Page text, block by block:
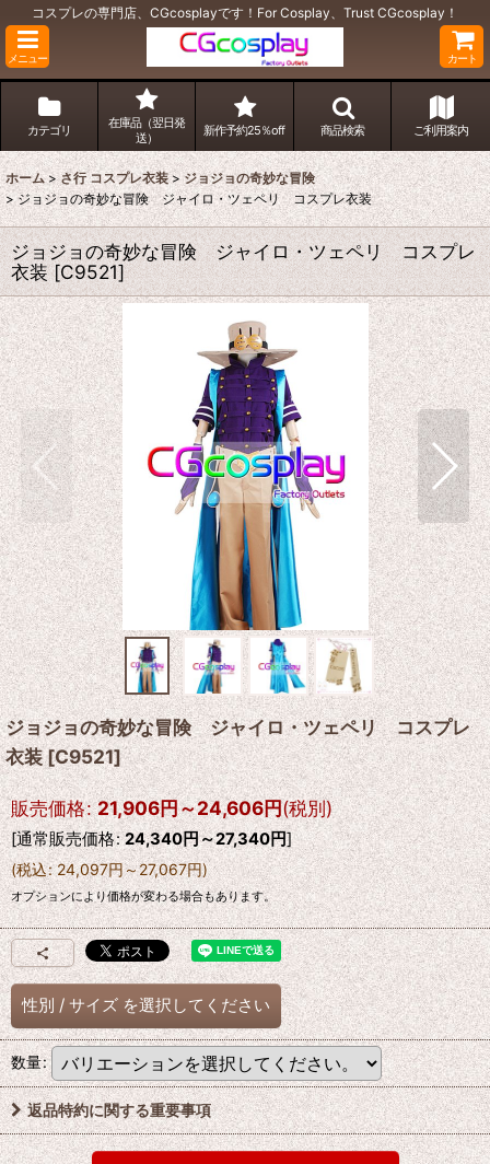
コスプレの専門店、CGcosplayです！For Cosplay、Trust CGcosplay！
メニュー カート
カテゴリ
在庫品（翌日発
送）
新作予約25％off 商品検索 ご利用案内
ホーム > さ行 コスプレ衣装 > ジョジョの奇妙な冒険
> ジョジョの奇妙な冒険 ジャイロ・ツェペリ コスプレ衣装
ジョジョの奇妙な冒険 ジャイロ・ツェペリ コスプレ
衣装 [C9521]
ジョジョの奇妙な冒険 ジャイロ・ツェペリ コスプレ
衣装[C9521]
販売価格: 21,906円～24,606円(税別)
[通常販売価格: 24,340円～27,340円]
(税込: 24,097円～27,067円)
オプションにより価格が変わる場合もあります。
性別 / サイズ を選択してください
数量:
返品特約に関する重要事項